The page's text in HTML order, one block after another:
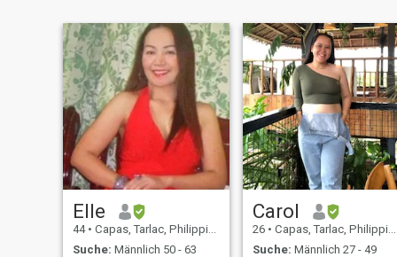
Elle
44 • Capas, Tarlac, Philippinen
Suche: Männlich 50 - 63
Carol
26 • Capas, Tarlac, Philippinen
Suche: Männlich 27 - 49